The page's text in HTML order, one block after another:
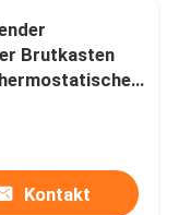
Brutkasten
Digital
Kontakt